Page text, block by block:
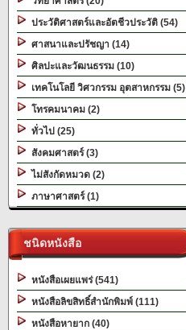
ประวัติศาสตร์และอัตชีวประวัติ (54)
ศาสนาและปรัชญา (14)
ศิลปะและวัฒนธรรม (10)
เทคโนโลยี วิศวกรรม อุตสาหกรรม (5)
โทรคมนาคม (2)
ทั่วไป (25)
สังคมศาสตร์ (3)
ไม่สังกัดหมวด (2)
ภาษาศาสตร์ (1)
ชนิดหนังสือ
หนังสือเผยแพร่ (541)
หนังสือลิขสิทธิ์สำนักพิมพ์ (111)
หนังสือหายาก (40)